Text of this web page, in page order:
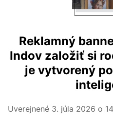
Reklamný
Indov založiť si
je vytvorený
Uverejnené 3. júla 2026 o